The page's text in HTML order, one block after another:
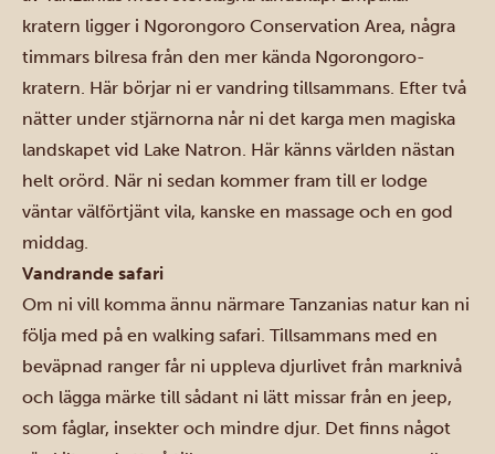
kratern ligger i Ngorongoro Conservation Area, några
timmars bilresa från den mer kända Ngorongoro-
kratern. Här börjar ni er vandring tillsammans. Efter två
nätter under stjärnorna når ni det karga men magiska
landskapet vid Lake Natron. Här känns världen nästan
helt orörd. När ni sedan kommer fram till er lodge
väntar välförtjänt vila, kanske en massage och en god
middag.
Vandrande safari
Om ni vill komma ännu närmare Tanzanias natur kan ni
följa med på en walking safari. Tillsammans med en
beväpnad ranger får ni uppleva djurlivet från marknivå
och lägga märke till sådant ni lätt missar från en jeep,
som fåglar, insekter och mindre djur. Det finns något